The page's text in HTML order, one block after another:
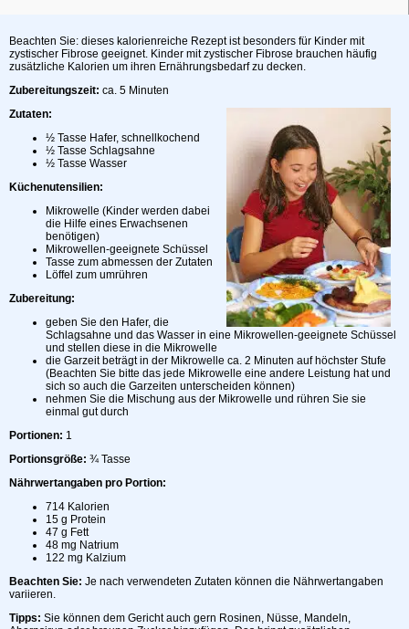
Beachten Sie: dieses kalorienreiche Rezept ist besonders für Kinder mit
zystischer Fibrose geeignet. Kinder mit zystischer Fibrose brauchen häufig
zusätzliche Kalorien um ihren Ernährungsbedarf zu decken.
Zubereitungszeit: ca. 5 Minuten
Zutaten:
½ Tasse Hafer, schnellkochend
½ Tasse Schlagsahne
½ Tasse Wasser
Küchenutensilien:
Mikrowelle (Kinder werden dabei
die Hilfe eines Erwachsenen
benötigen)
Mikrowellen-geeignete Schüssel
Tasse zum abmessen der Zutaten
Löffel zum umrühren
Zubereitung:
geben Sie den Hafer, die
Schlagsahne und das Wasser in eine Mikrowellen-geeignete Schüssel
und stellen diese in die Mikrowelle
die Garzeit beträgt in der Mikrowelle ca. 2 Minuten auf höchster Stufe
(Beachten Sie bitte das jede Mikrowelle eine andere Leistung hat und
sich so auch die Garzeiten unterscheiden können)
nehmen Sie die Mischung aus der Mikrowelle und rühren Sie sie
einmal gut durch
Portionen: 1
Portionsgröße: ¾ Tasse
Nährwertangaben pro Portion:
714 Kalorien
15 g Protein
47 g Fett
48 mg Natrium
122 mg Kalzium
Beachten Sie: Je nach verwendeten Zutaten können die Nährwertangaben
variieren.
Tipps: Sie können dem Gericht auch gern Rosinen, Nüsse, Mandeln,